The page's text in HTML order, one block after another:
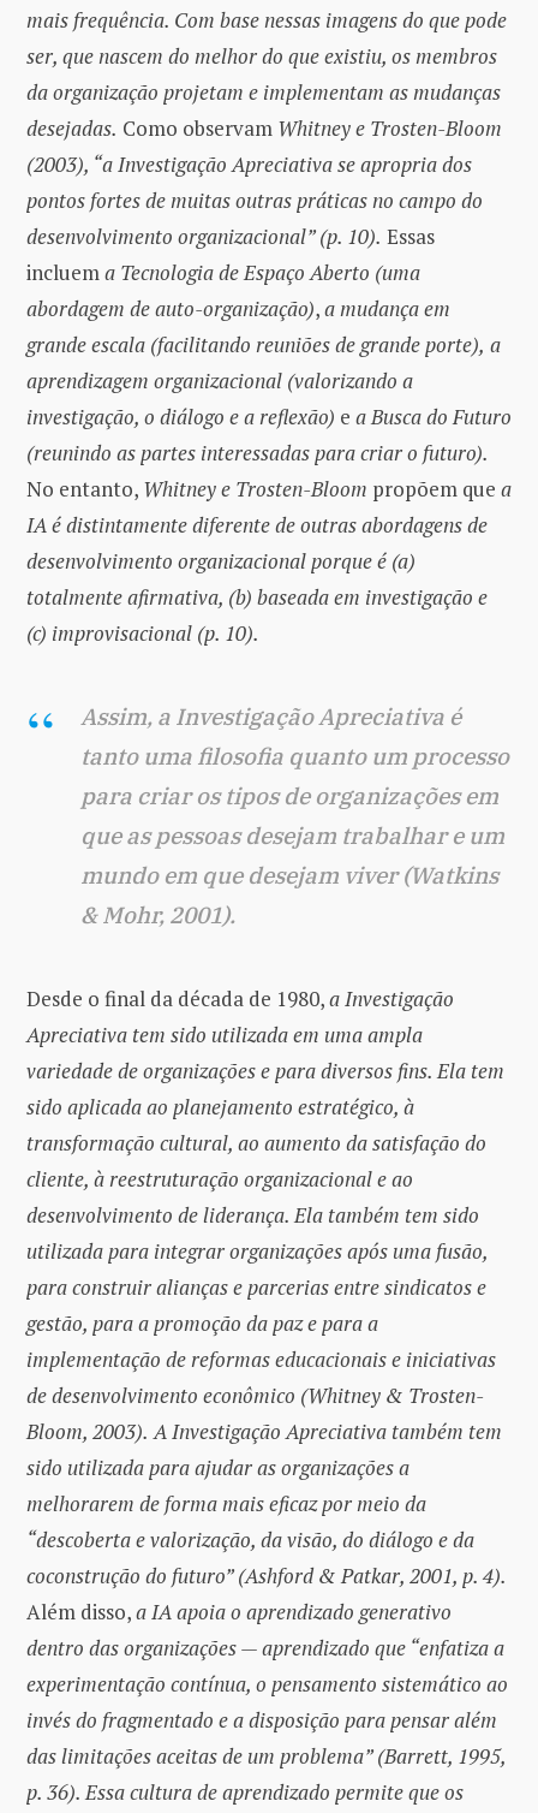
mais frequência. Com base nessas imagens do que pode
ser, que nascem do melhor do que existiu, os membros
da organização projetam e implementam as mudanças
desejadas. Como observam Whitney e Trosten-Bloom
(2003), “a Investigação Apreciativa se apropria dos
pontos fortes de muitas outras práticas no campo do
desenvolvimento organizacional” (p. 10). Essas
incluema Tecnologia de Espaço Aberto (uma
abordagem de auto-organização),a mudança em
grande escala (facilitando reuniões de grande porte), a
aprendizagem organizacional (valorizando a
investigação, o diálogo e a reflexão) e a Busca do Futuro
(reunindo as partes interessadas para criar o futuro).
No entanto, Whitney e Trosten-Bloom propõem que a
IA é distintamente diferente de outras abordagens de
desenvolvimento organizacional porque é (a)
totalmente afirmativa, (b) baseada em investigação e
(c) improvisacional (p. 10).
Assim, a Investigação Apreciativa é
tanto uma filosofia quanto um processo
para criar os tipos de organizações em
que as pessoas desejam trabalhar e um
mundo em que desejam viver (Watkins
& Mohr, 2001).
Desde o final da década de 1980,a Investigação
Apreciativa tem sido utilizada em uma ampla
variedade de organizações e para diversos fins. Ela tem
sido aplicada ao planejamento estratégico, à
transformação cultural, ao aumento da satisfação do
cliente, à reestruturação organizacional e ao
desenvolvimento de liderança. Ela também tem sido
utilizada para integrar organizações após uma fusão,
para construir alianças e parcerias entre sindicatos e
gestão, para a promoção da paz e para a
implementação de reformas educacionais e iniciativas
de desenvolvimento econômico (Whitney & Trosten-
Bloom, 2003). A Investigação Apreciativa também tem
sido utilizada para ajudar as organizações a
melhorarem de forma mais eficaz por meio da
“descoberta e valorização, da visão, do diálogo e da
coconstrução do futuro” (Ashford & Patkar, 2001, p. 4).
Além disso,a IA apoia o aprendizado generativo
dentro das organizações — aprendizado que “enfatiza a
experimentação contínua, o pensamento sistemático ao
invés do fragmentado e a disposição para pensar além
das limitações aceitas de um problema” (Barrett, 1995,
p. 36). Essa cultura de aprendizado permite que os